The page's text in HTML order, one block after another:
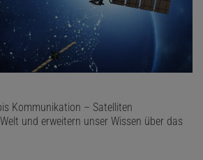
Kommunikation – Satelliten
und erweitern unser Wissen über das